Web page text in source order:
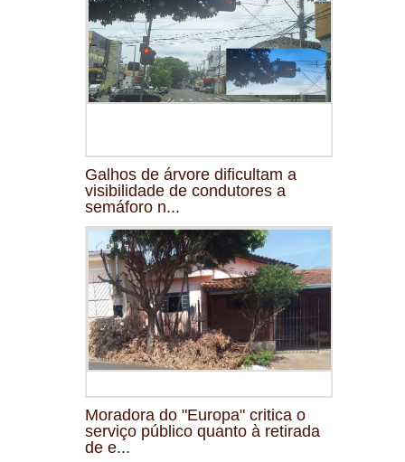
Galhos de árvore dificultam a
visibilidade de condutores a
semáforo n...
Moradora do "Europa" critica o
serviço público quanto à retirada
de e...